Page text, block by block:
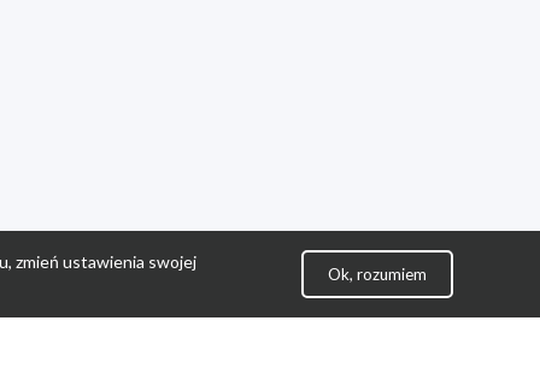
zmień ustawienia swojej
Ok, rozumiem